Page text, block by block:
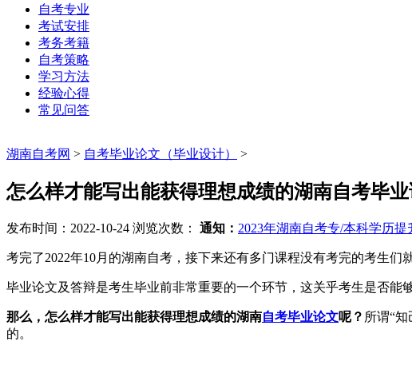
自考专业
考试安排
考务考籍
自考策略
学习方法
经验心得
常见问答
湖南自考网 > 自考毕业论文（毕业设计） >
怎么样才能写出能获得理想成绩的湖南自考毕业
发布时间：2022-10-24 浏览次数： 通知： 2023年湖南自考专/本科学历提
考完了2022年10月的湖南自考，接下来还有多门课程没有考完的考生
毕业论文及答辩是考生毕业前非常重要的一个环节，这关乎考生是否能
那么，怎么样才能写出能获得理想成绩的湖南自考毕业论文呢？ 所谓“
的。